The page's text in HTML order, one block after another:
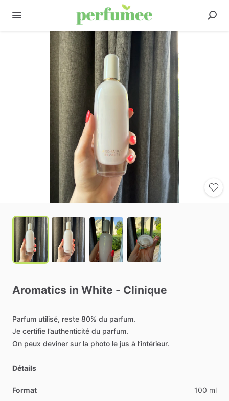
Aromatics in White - Clinique
Parfum utilisé, reste 80% du parfum.
Je certifie l’authenticité du parfum.
On peux deviner sur la photo le jus à l’intérieur.
Détails
Format 100 ml